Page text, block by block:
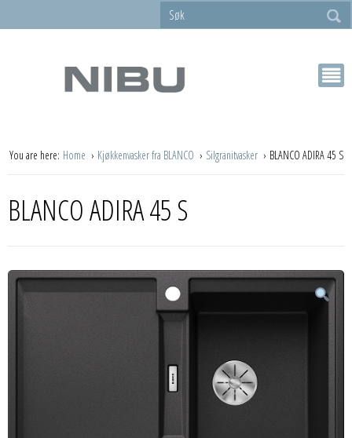
You are here: Home Kjøkkenvasker fra BLANCO Silgranitvasker BLANCO ADIRA 45 S
BLANCO ADIRA 45 S